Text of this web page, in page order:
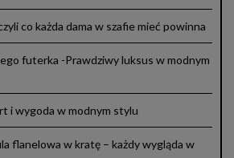
co każda dama w szafie mieć powinna
futerka -Prawdziwy luksus w modnym
i wygoda w modnym stylu
flanelowa w kratę – każdy wygląda w